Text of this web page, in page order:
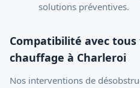
solutions préventives.
Compatibilité avec
chauffage à Charleroi
Nos interventions de